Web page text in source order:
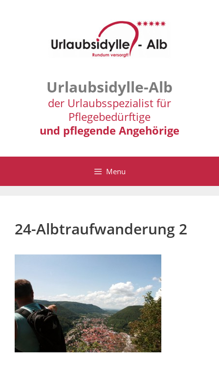
Urlaubsidylle-Alb
der Urlaubsspezialist für
Pflegebedürftige
und pflegende Angehörige
Menu
24-Albtraufwanderung 2